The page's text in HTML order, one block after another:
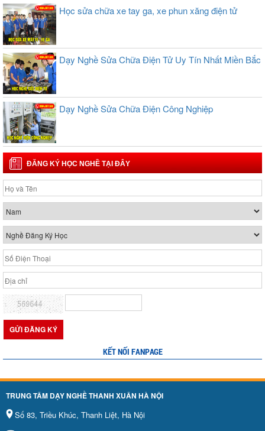
Học sửa chữa xe tay ga, xe phun xăng điện tử
Dạy Nghề Sửa Chữa Điện Tử Uy Tín Nhất Miền Bắc
Dạy Nghề Sửa Chữa Điện Công Nghiệp
ĐĂNG KÝ HỌC NGHỀ TẠI ĐÂY
KẾT NỐI FANPAGE
TRUNG TÂM DẠY NGHỀ THANH XUÂN HÀ NỘI
Số 83, Triều Khúc, Thanh Liệt, Hà Nội